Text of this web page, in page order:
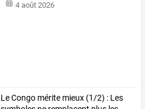
4 août 2026
LeCongo mérite mieux (1/2) : Les